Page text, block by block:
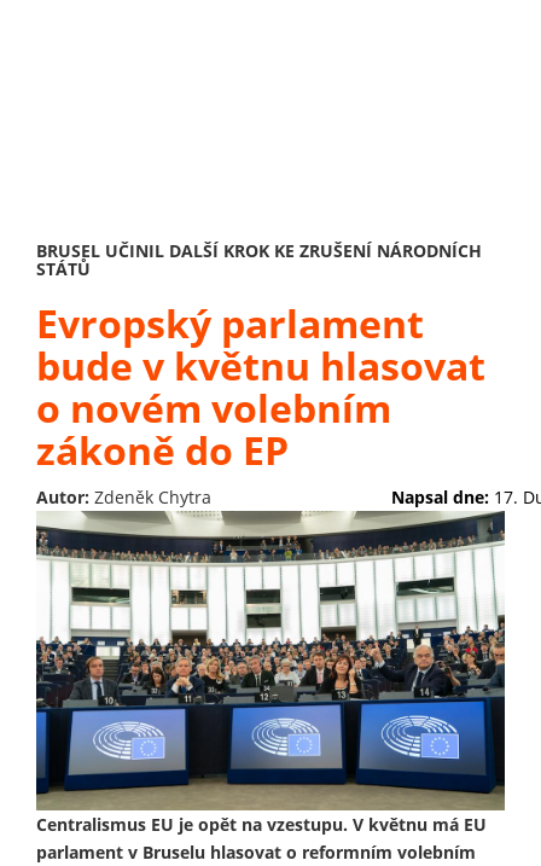
BRUSEL UČINIL DALŠÍ KROK KE ZRUŠENÍ NÁRODNÍCH
STÁTŮ
Evropský parlament
bude v květnu hlasovat
o novém volebním
zákoně do EP
Autor: Zdeněk Chytra Napsal dne: 17.
Centralismus EU je opět na vzestupu. V květnu má EU
parlament v Bruselu hlasovat o reformním volebním